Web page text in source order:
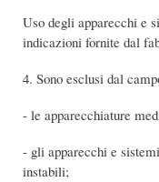
Uso degli apparecchi e
indicazioni fornite dal
4. Sono esclusi dal
- le apparecchiature
- gli apparecchi e
instabili;